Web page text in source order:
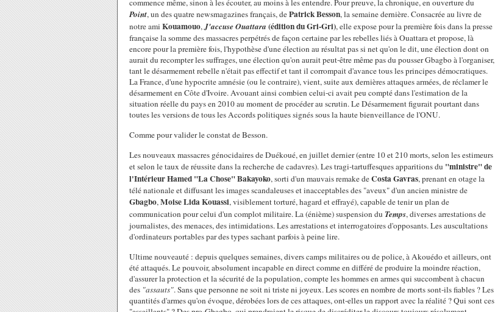
commence même, sinon à les écouter, au moins à les entendre. Pour preuve, la chronique, en ouverture du
Point, un des quatre newsmagazines français, dePatrick Besson, la semaine dernière. Consacrée au livre de
notre ami Kouamouo,J'accuse Ouattara (édition du Gri-Gri), elle expose pour la première fois dans la presse
française la somme des massacres perpétrés de façon certaine par les rebelles liés à Ouattara et propose, là
encore pour la première fois, l'hypothèse d'une élection au résultat pas si net qu'on le dit, une élection dont on
aurait du recompter les suffrages, une élection qu'on aurait peut-être même pas du pousser Gbagbo à l'organiser,
tant le désarmement rebelle n'était pas effectif et tant il corrompait d'avance tous les principes démocratiques.
La France, d'une hypocrite amnésie (ou le contraire), vient, suite aux dernières attaques armées, de réclamer le
désarmement en Côte d'Ivoire. Avouant ainsi combien celui-ci avait peu compté dans l'estimation de la
situation réelle du pays en 2010 au moment de procéder au scrutin. Le Désarmement figurait pourtant dans
toutes les versions de tous les Accords politiques signés sous la haute bienveillance de l'ONU.
Comme pour valider le constat de Besson.
Les nouveaux massacres génocidaires de Duékoué, en juillet dernier (entre 10 et 210 morts, selon les estimeurs
et selon le taux de réussite dans la recherche de cadavres). Les tragi-tartuffesques apparitions du "ministre" de
l'Intérieur Hamed "La Chose" Bakayoko, sorti d'un mauvais remake deCosta Gavras, prenant en otage la
télé nationale et diffusant les images scandaleuses et inacceptables des "aveux" d'un ancien ministre de
Gbagbo,Moise Lida Kouassi, visiblement torturé, hagard et effrayé), capable de tenir un plan de
communication pour celui d'un complot militaire. La (énième) suspension du Temps, diverses arrestations de
journalistes, des menaces, des intimidations. Les arrestations et interrogatoires d'opposants. Les auscultations
d'ordinateurs portables par des types sachant parfois à peine lire.
Ultime nouveauté : depuis quelques semaines, divers camps militaires ou de police, à Akouédo et ailleurs, ont
été attaqués. Le pouvoir, absolument incapable en direct comme en différé de produire la moindre réaction,
d'assurer la protection et la sécurité de la population, compte les hommes en armes qui succombent à chacun
des "assauts". Sans que personne ne soit ni triste ni joyeux. Les scores en nombre de morts sont-ils fiables ? Les
quantités d'armes qu'on évoque, dérobées lors de ces attaques, ont-elles un rapport avec la réalité ? Qui sont ces